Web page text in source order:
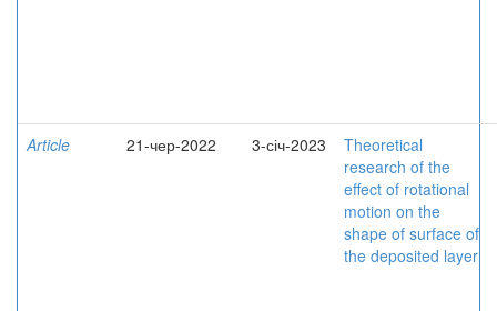
Article 21-чер-2022 3-січ-2023
Theoretical
research of the
effect of rotational
motion on the
shape of surface of
the deposited layer